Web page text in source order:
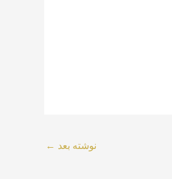
نوشته بعد ←